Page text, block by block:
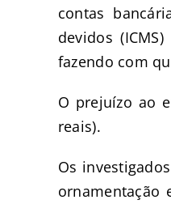
contas
devidos
fazendo com
O prejuízo ao
reais).
Os
ornamentação